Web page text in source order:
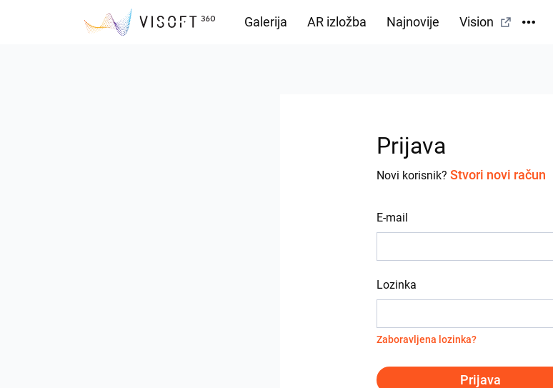
Galerija AR izložba Najnovije Vision
Prijava
Novi korisnik? Stvori novi račun
E-mail
Lozinka
Zaboravljena lozinka?
Prijava